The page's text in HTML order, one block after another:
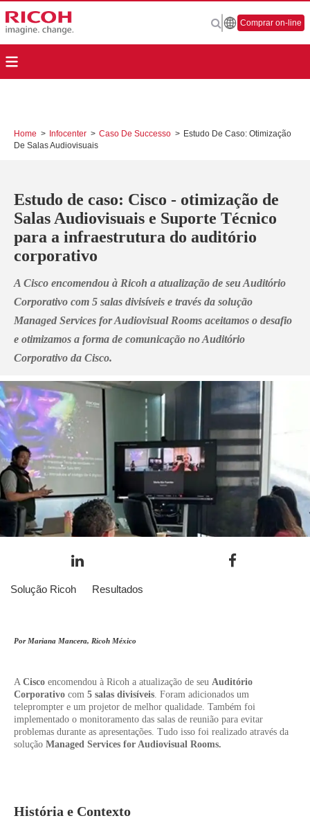
Comprar on-line
Home > Infocenter > Caso De Successo > Estudo De Caso: Otimização
De Salas Audiovisuais
Estudo de caso: Cisco - otimização de
Salas Audiovisuais e Suporte Técnico
para a infraestrutura do auditório
corporativo
A Cisco encomendou à Ricoh a atualização de seu Auditório
Corporativo com 5 salas divisíveis e través da solução
Managed Services for Audiovisual Rooms aceitamos o desafio
e otimizamos a forma de comunicação no Auditório
Corporativo da Cisco.
Solução Ricoh Resultados
Por Mariana Mancera, Ricoh México
A Cisco encomendou à Ricoh a atualização de seu Auditório
Corporativo com 5 salas divisíveis. Foram adicionados um
teleprompter e um projetor de melhor qualidade. Também foi
implementado o monitoramento das salas de reunião para evitar
problemas durante as apresentações. Tudo isso foi realizado através da
solução Managed Services for Audiovisual Rooms.
História e Contexto